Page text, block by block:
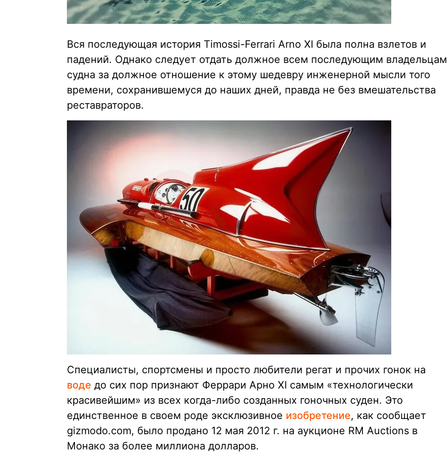
Вся последующая история Timossi-Ferrari Arno XI была полна взлетов и
падений. Однако следует отдать должное всем последующим владельцам
судна за должное отношение к этому шедевру инженерной мысли того
времени, сохранившемуся до наших дней, правда не без вмешательства
реставраторов.
Специалисты, спортсмены и просто любители регат и прочих гонок на
воде до сих пор признают Феррари Арно XI самым «технологически
красивейшим» из всех когда-либо созданных гоночных суден. Это
единственное в своем роде эксклюзивное изобретение, как сообщает
gizmodo.com, было продано 12 мая 2012 г. на аукционе RM Auctions в
Монако за более миллиона долларов.